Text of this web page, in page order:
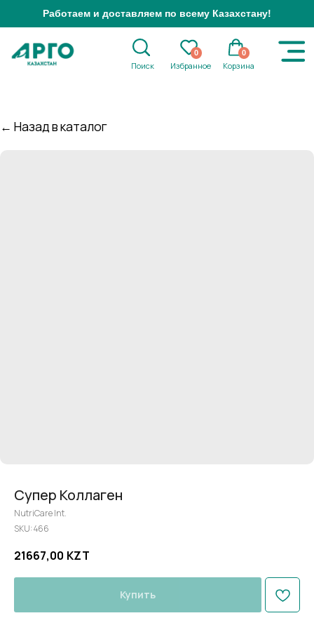
Избранное Корзина
0
Работаем и доставляем по всему Казахстану!
Супер Коллаген
NutriCare Int.
SKU:466
21667,00 KZT
Купить